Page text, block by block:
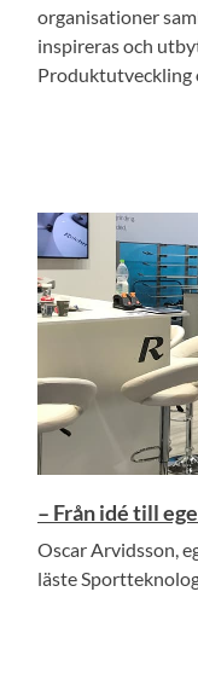
organisationer
inspireras och
Produktutveckling
– Från idé till
Oscar Arvidsson,
läste